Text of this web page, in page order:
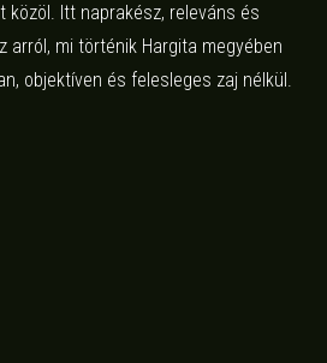
Itt naprakész, releváns és
arról, mi történik Hargita megyében
objektíven és felesleges zaj nélkül.